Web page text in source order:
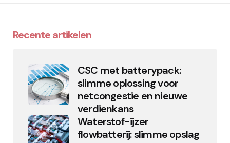
Recente artikelen
CSC met batterypack:
slimme oplossing voor
netcongestie en nieuwe
verdienkans
Waterstof-ijzer
flowbatterij: slimme opslag